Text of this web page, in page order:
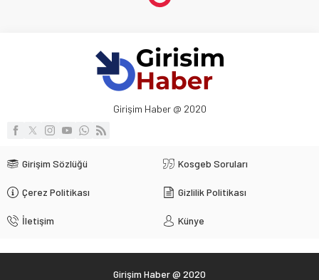
Girişim Haber @ 2020
Girişim Sözlüğü Kosgeb Soruları
Çerez Politikası Gizlilik Politikası
İletişim Künye
Girişim Haber @ 2020